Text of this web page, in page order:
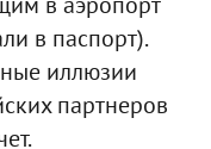
в паспорт).
иллюзии
партнеров